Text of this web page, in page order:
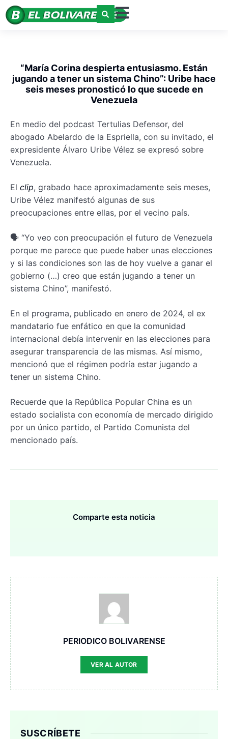
“María Corina despierta entusiasmo. Están
jugando a tener un sistema Chino”: Uribe hace
seis meses pronosticó lo que sucede en
Venezuela
En medio del podcast Tertulias Defensor, del
abogado Abelardo de la Espriella, con su invitado, el
expresidente Álvaro Uribe Vélez se expresó sobre
Venezuela.
El clip, grabado hace aproximadamente seis meses,
Uribe Vélez manifestó algunas de sus
preocupaciones entre ellas, por el vecino país.
🗣️ “Yo veo con preocupación el futuro de Venezuela
porque me parece que puede haber unas elecciones
y si las condiciones son las de hoy vuelve a ganar el
gobierno (…) creo que están jugando a tener un
sistema Chino”, manifestó.
En el programa, publicado en enero de 2024, el ex
mandatario fue enfático en que la comunidad
internacional debía intervenir en las elecciones para
asegurar transparencia de las mismas. Así mismo,
mencionó que el régimen podría estar jugando a
tener un sistema Chino.
Recuerde que la República Popular China es un
estado socialista con economía de mercado dirigido
por un único partido, el Partido Comunista del
mencionado país.
Comparte esta noticia
PERIODICO BOLIVARENSE
VER AL AUTOR
SUSCRÍBETE